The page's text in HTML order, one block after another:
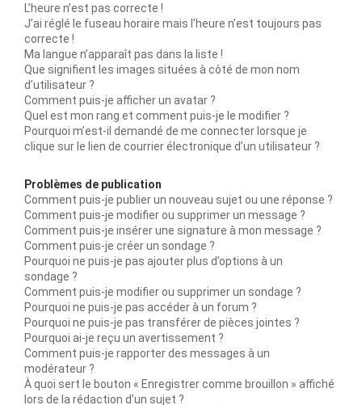
L’heure n’est pas correcte !
J’ai réglé le fuseau horaire mais l’heure n’est toujours pas
correcte !
Ma langue n’apparaît pas dans la liste !
Que signifient les images situées à côté de mon nom
d’utilisateur ?
Comment puis-je afficher un avatar ?
Quel est mon rang et comment puis-je le modifier ?
Pourquoi m’est-il demandé de me connecter lorsque je
clique sur le lien de courrier électronique d’un utilisateur ?
Problèmes de publication
Comment puis-je publier un nouveau sujet ou une réponse ?
Comment puis-je modifier ou supprimer un message ?
Comment puis-je insérer une signature à mon message ?
Comment puis-je créer un sondage ?
Pourquoi ne puis-je pas ajouter plus d’options à un
sondage ?
Comment puis-je modifier ou supprimer un sondage ?
Pourquoi ne puis-je pas accéder à un forum ?
Pourquoi ne puis-je pas transférer de pièces jointes ?
Pourquoi ai-je reçu un avertissement ?
Comment puis-je rapporter des messages à un
modérateur ?
À quoi sert le bouton « Enregistrer comme brouillon » affiché
lors de la rédaction d’un sujet ?